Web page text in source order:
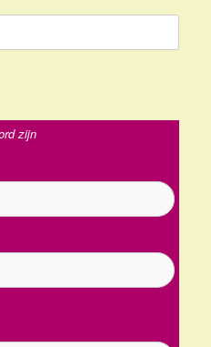
zijn